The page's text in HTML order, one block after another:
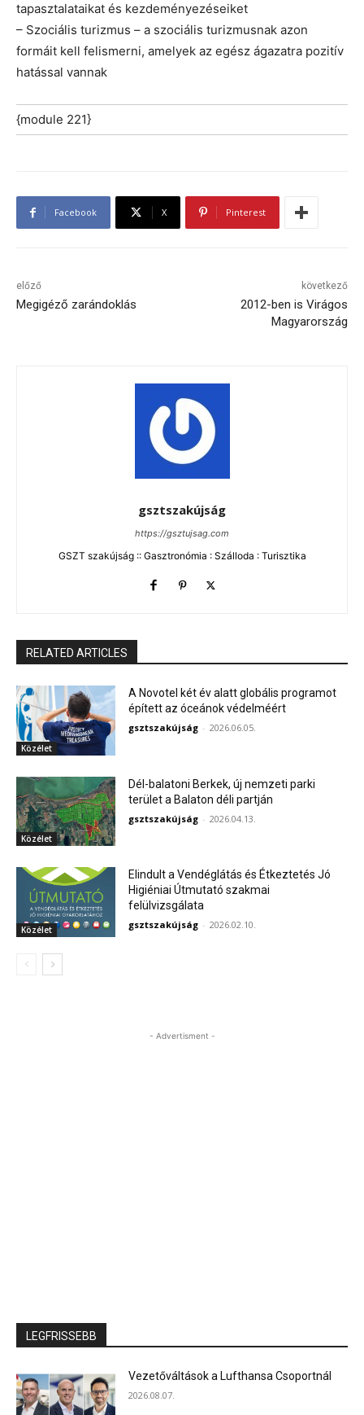
tapasztalataikat és kezdeményezéseiket
– Szociális turizmus – a szociális turizmusnak azon
formáit kell felismerni, amelyek az egész ágazatra pozitív
hatással vannak
{module 221}
Facebook X Pinterest
előző
Megigéző zarándoklás
következő
2012-ben is Virágos
Magyarország
gsztszakújság
https://gsztujsag.com
GSZT szakújság :: Gasztronómia : Szálloda : Turisztika
RELATED ARTICLES
Közélet
A Novotel két év alatt globális programot
épített az óceánok védelméért
gsztszakújság - 2026.06.05.
Közélet
Dél-balatoni Berkek, új nemzeti parki
terület a Balaton déli partján
gsztszakújság - 2026.04.13.
Közélet
Elindult a Vendéglátás és Étkeztetés Jó
Higiéniai Útmutató szakmai
felülvizsgálata
gsztszakújság - 2026.02.10.
- Advertisment -
LEGFRISSEBB
Vezetőváltások a Lufthansa Csoportnál
2026.08.07.